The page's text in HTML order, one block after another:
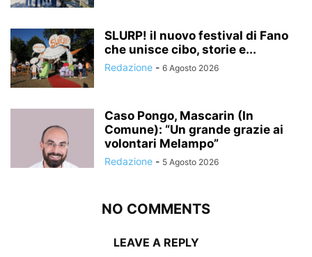
SLURP! il nuovo festival di Fano
che unisce cibo, storie e...
Redazione - 6 Agosto 2026
Caso Pongo, Mascarin (In
Comune): “Un grande grazie ai
volontari Melampo”
Redazione - 5 Agosto 2026
NO COMMENTS
LEAVE A REPLY